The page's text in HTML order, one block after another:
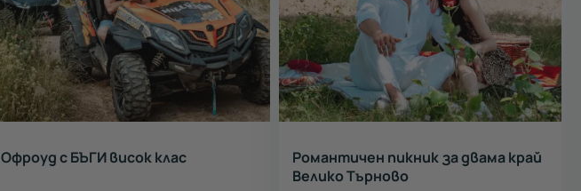
Офроуд с БЪГИ висок клас
Романтичен пикник за двама край
Велико Търново